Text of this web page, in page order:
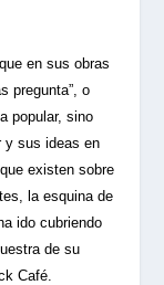
en sus obras
pregunta”, o
popular, sino
y sus ideas en
existen sobre
la esquina de
ido cubriendo
de su
Café.